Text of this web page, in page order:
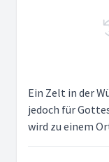
Ein Zelt in der
jedoch für
wird zu einem